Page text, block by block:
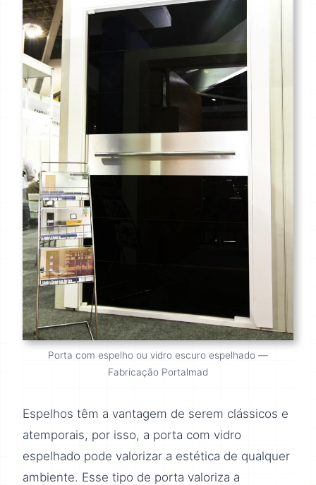
Porta com espelho ou vidro escuro espelhado —
Fabricação Portalmad
Espelhos têm a vantagem de serem clássicos e
atemporais, por isso, a porta com vidro
espelhado pode valorizar a estética de qualquer
ambiente. Esse tipo de porta valoriza a